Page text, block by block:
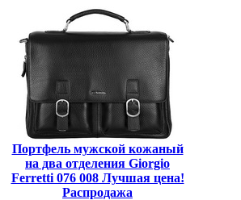
Портфель мужской кожаный
на два отделения Giorgio
Ferretti 076 008 Лучшая цена!
Распродажа